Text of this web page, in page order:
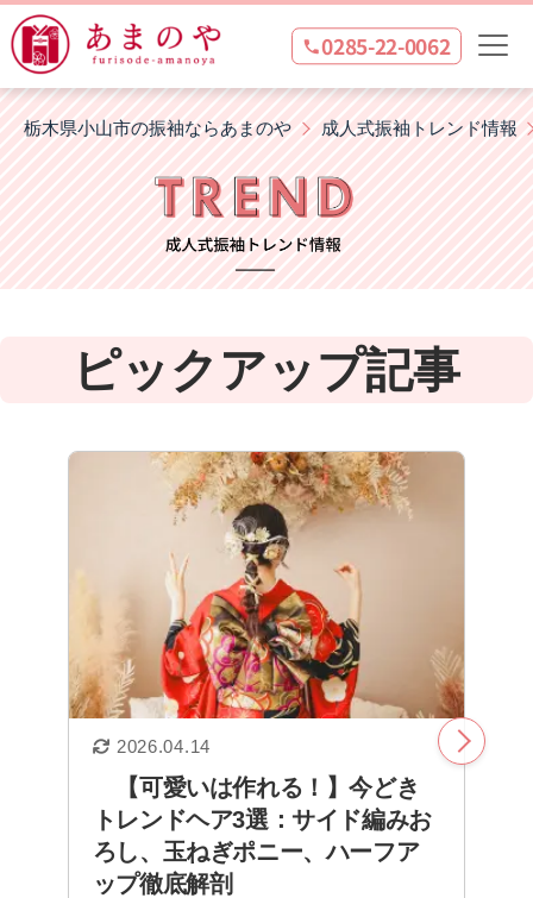
0285-22-0062
栃木県小山市の振袖ならあまのや 成人式振袖トレンド情報
ピックアップ記事
2026.04.14
【可愛いは作れる！】今どき
トレンドヘア3選：サイド編みお
ろし、玉ねぎポニー、ハーフア
ップ徹底解剖